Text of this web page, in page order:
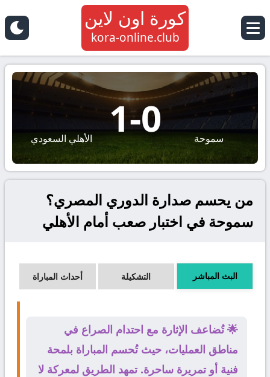
كورة اون لاين
kora-online.club
سموحة 0
-
1 الأهلي السعودي
من يحسم صدارة الدوري المصري؟
سموحة في اختبار صعب أمام الأهلي
البث المباشر التشكيلة أحداث المباراة
🌟 تُضاعف الإثارة مع احتدام الصراع في
مناطق العمليات، حيث تُحسم المباراة بلمحة
فنية أو تمريرة ساحرة. تمهد الطريق لمعركة لا